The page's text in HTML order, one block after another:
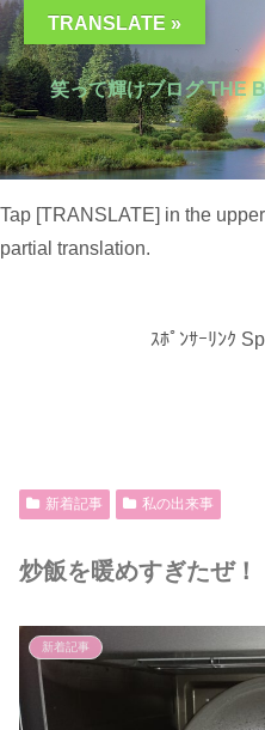
笑って輝けブログ THE
Tap [TRANSLATE] in the
partial translation.
ｽﾎﾟﾝｻｰﾘﾝｸ
新着記事 私の出来事
炒飯を暖めすぎたぜ！
新着記事
TRANSLATE »